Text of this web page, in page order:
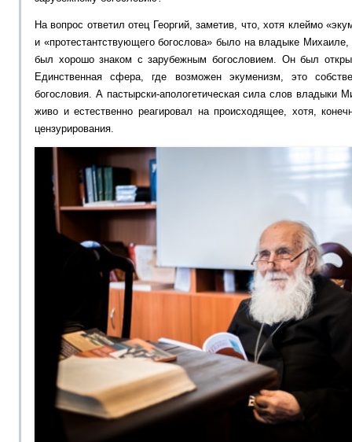
На вопрос ответил отец Георгий, заметив, что, хотя клеймо
и «протестантствующего богослова» было на владыке
был хорошо знаком с зарубежным богословием. Он был
Единственная сфера, где возможен экуменизм, это
богословия. А пастырски-апологетическая сила слов владыки
живо и естественно реагировал на происходящее, хотя,
цензурирования.